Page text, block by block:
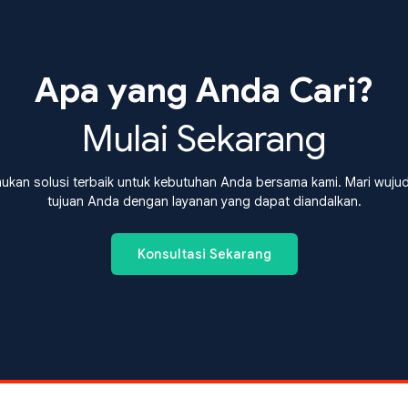
Apa yang Anda Cari?
Mulai Sekarang
solusi terbaik untuk kebutuhan Anda bersama kami. Mari
tujuan Anda dengan layanan yang dapat diandalkan.
Konsultasi Sekarang